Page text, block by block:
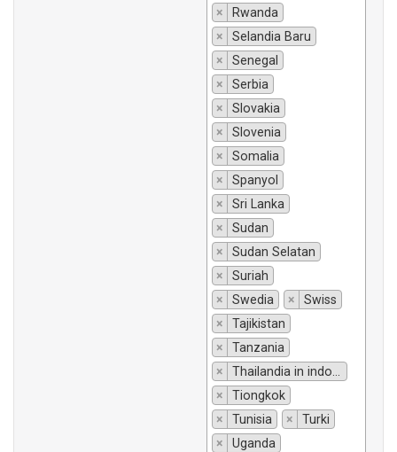
×
Rwanda
×
Selandia Baru
×
Senegal
×
Serbia
×
Slovakia
×
Slovenia
×
Somalia
×
Spanyol
×
Sri Lanka
×
Sudan
×
Sudan Selatan
×
Suriah
×
Swedia ×
Swiss
×
Tajikistan
×
Tanzania
×
Thailandia in indonesiano si traduce "Thailandia".
×
Tiongkok
×
Tunisia ×
Turki
×
Uganda